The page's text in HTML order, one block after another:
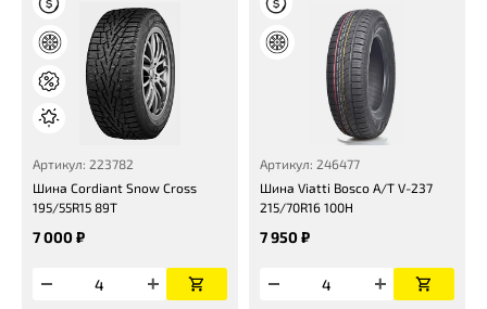
Артикул: 223782
Шина Cordiant Snow Cross
195/55R15 89T
7 000 ₽
Артикул: 246477
Шина Viatti Bosco A/T V-237
215/70R16 100H
7 950 ₽